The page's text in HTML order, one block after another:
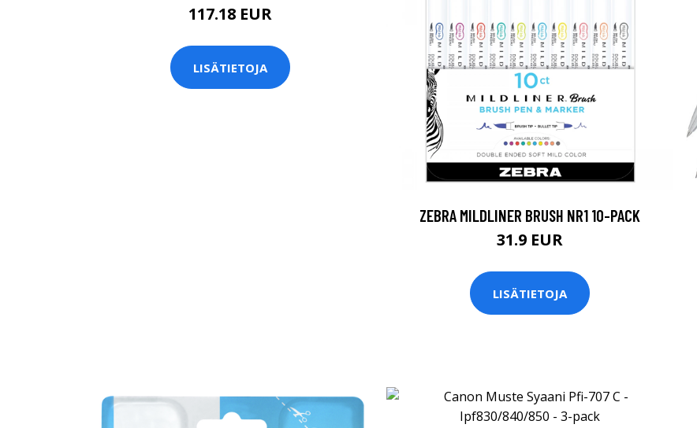
117.18 EUR
LISÄTIETOJA
ZEBRA MILDLINER BRUSH NR1 10-PACK
31.9 EUR
LISÄTIETOJA